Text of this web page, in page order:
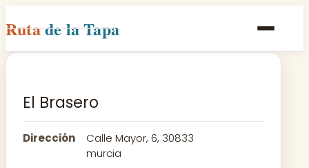
Rutade la Tapa
Inicio
Rutas
El Brasero
Dirección
Calle Mayor, 6, 30833
murcia